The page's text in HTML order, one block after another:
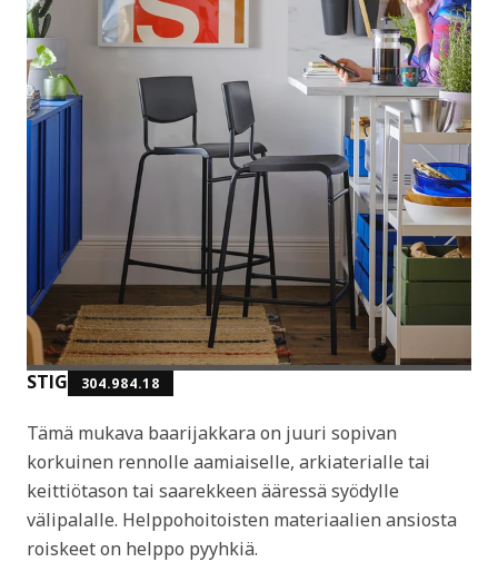
STIG 304.984.18
Tämä mukava baarijakkara on juuri sopivan
korkuinen rennolle aamiaiselle, arkiaterialle tai
keittiötason tai saarekkeen ääressä syödylle
välipalalle. Helppohoitoisten materiaalien ansiosta
roiskeet on helppo pyyhkiä.